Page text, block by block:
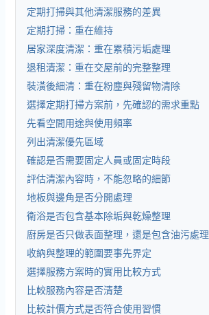
定期打掃與其他清潔服務的差異
定期打掃：重在維持
居家深度清潔：重在累積污垢處理
退租清潔：重在交屋前的完整整理
裝潢後細清：重在粉塵與殘留物清除
選擇定期打掃方案前，先確認的需求重點
先看空間用途與使用頻率
列出清潔優先區域
確認是否需要固定人員或固定時段
評估清潔內容時，不能忽略的細節
地板與邊角是否分開處理
衛浴是否包含基本除垢與乾燥整理
廚房是否只做表面整理，還是包含油污處理
收納與整理的範圍要事先界定
選擇服務方案時的實用比較方式
比較服務內容是否清楚
比較計價方式是否符合使用習慣